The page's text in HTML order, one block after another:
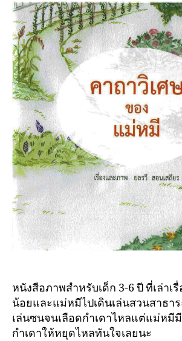
หนังสือภาพสำหรับเด็ก 3-6 ปี ที่เล่าเ
น้อยและแม่หมีไปเดินเล่นสวนสาธา
เล่นซนจนเลือดกำเดาไหลแต่แม่หมี
กำเดาให้หยุดไหลทันใจเลยนะ